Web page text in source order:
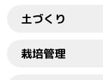
土づくり
栽培管理